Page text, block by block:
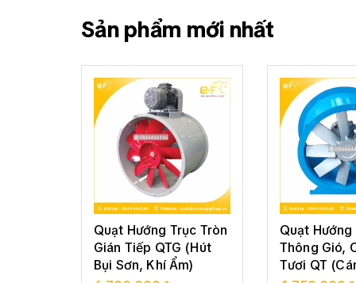
Sản phẩm mới nhất
Quạt Hướng Trục Tròn
Gián Tiếp QTG (Hút
Bụi Sơn, Khí Ẩm)
Quạt Hướng
Thông Gió,
Tươi QT